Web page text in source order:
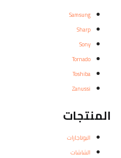
Samsung
Sharp
Sony
Tornado
Toshiba
Zanussi
المنتجات
البوتاجازات
الشاشات